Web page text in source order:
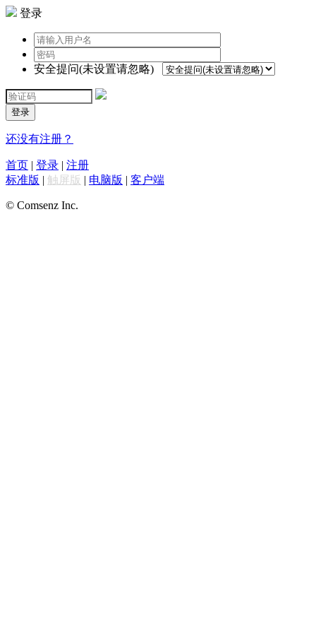
登录
安全提问(未设置请忽略)
登录
还没有注册？
首页 | 登录 | 注册
标准版 | 触屏版 | 电脑版 | 客户端
© Comsenz Inc.